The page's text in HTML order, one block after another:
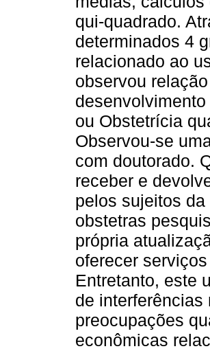
qui-quadrado.
determinados 4
relacionado ao
observou
ou Obstetrícia
Observou-se
com doutorado.
receber e
pelos sujeitos da
obstetras
própria
oferecer
Entretanto, este
de
preocupações
econômicas